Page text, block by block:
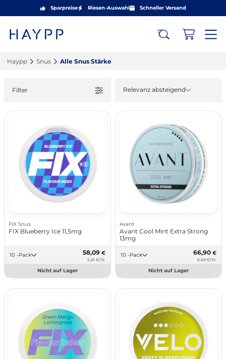
Sparpreise Riesen-Auswahl Schneller Versand
Haypp‎ Snus‎ Alle Snus Stärke‎
Filter Relevanz absteigend
FIX Snus
FIX Blueberry Ice 11,5mg
10 -Pack 58,09 €
5,81 €/St.
Nicht auf Lager
Avant
Avant Cool Mint Extra Strong
13mg
10 -Pack 66,90 €
6,69 €/St.
Nicht auf Lager